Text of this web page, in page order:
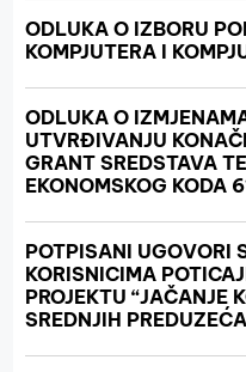
ODLUKA O IZBORU
KOMPJUTERA I
ODLUKA O
UTVRĐIVANJU
GRANT SREDSTAVA
EKONOMSKOG
POTPISANI UGOVORI
KORISNICIMA
PROJEKTU “JAČANJE
SREDNJIH